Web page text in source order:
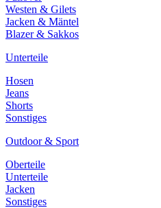
Westen & Gilets
Jacken & Mäntel
Blazer & Sakkos
Unterteile
Hosen
Jeans
Shorts
Sonstiges
Outdoor & Sport
Oberteile
Unterteile
Jacken
Sonstiges